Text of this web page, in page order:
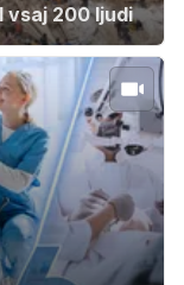
vsaj 200 ljudi